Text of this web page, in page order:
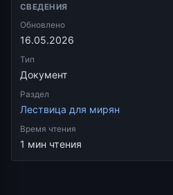
СВЕДЕНИЯ
Обновлено
16.05.2026
Тип
Документ
Раздел
Лествица для мирян
Время чтения
1 мин чтения